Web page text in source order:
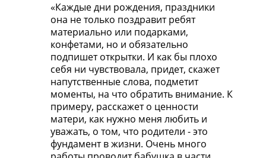
«Каждые дни рождения, праздники
она не только поздравит ребят
материально или подарками,
конфетами, но и обязательно
подпишет открытки. И как бы плохо
себя ни чувствовала, придет, скажет
напутственные слова, подметит
моменты, на что обратить внимание. К
примеру, расскажет о ценности
матери, как нужно меня любить и
уважать, о том, что родители - это
фундамент в жизни. Очень много